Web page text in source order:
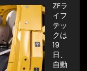
ZFラ
イフ
テッ
クは
19
日、
自動